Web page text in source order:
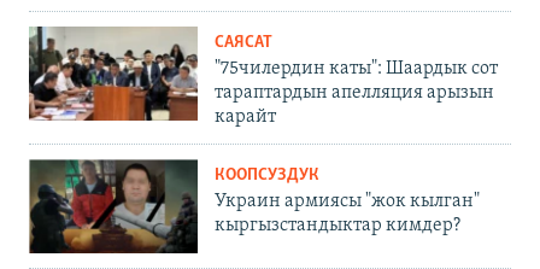
САЯСАТ
"75чилердин каты": Шаардык сот
тараптардын апелляция арызын
карайт
КООПСУЗДУК
Украин армиясы "жок кылган"
кыргызстандыктар кимдер?